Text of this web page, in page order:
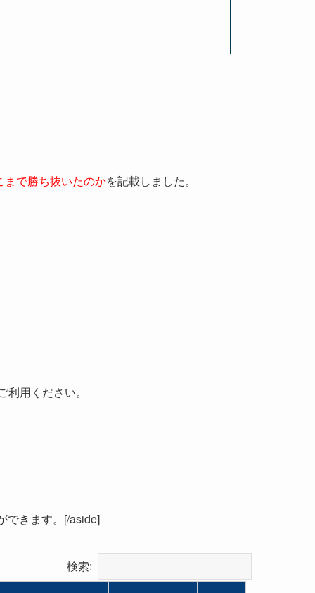
で勝ち抜いたのかを記載しました。
用ください。
できます。[/aside]
検索: